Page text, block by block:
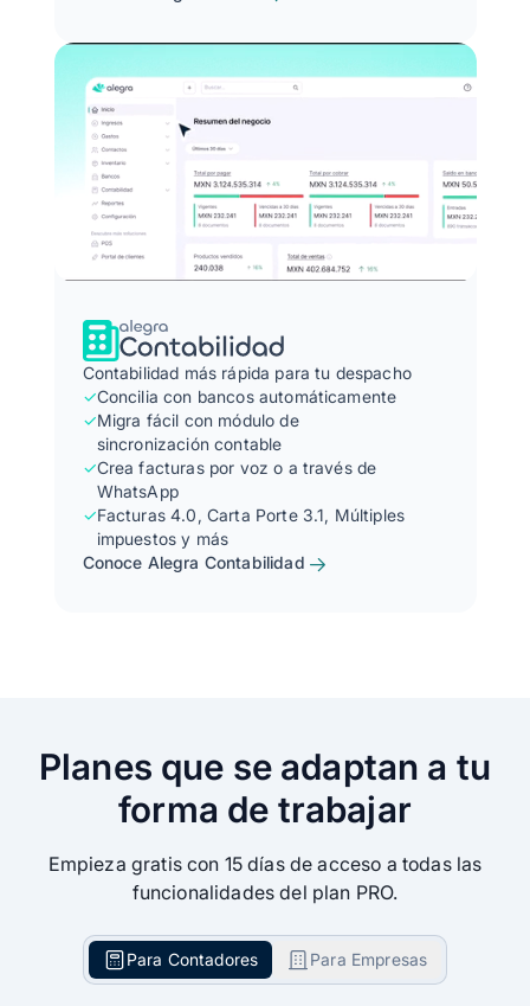
Contabilidad más rápida para tu despacho
✓Concilia con bancos automáticamente
✓Migra fácil con módulo de
sincronización contable
✓Crea facturas por voz o a través de
WhatsApp
✓Facturas 4.0, Carta Porte 3.1, Múltiples
impuestos y más
Conoce Alegra Contabilidad
Planes que se adaptan a tu
forma de trabajar
Empieza gratis con 15 días de acceso a todas las
funcionalidades del plan PRO.
Para Contadores Para Empresas